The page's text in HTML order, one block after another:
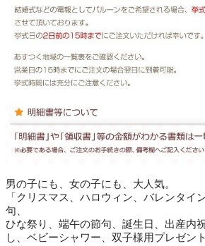
男の子にも、女の子にも、大人気。
「クリスマス、ハロウィン、バレンタイ
句、
ひな祭り、端午の節句、誕生日、出産内
し、ベビーシャワー、双子様用プレゼン